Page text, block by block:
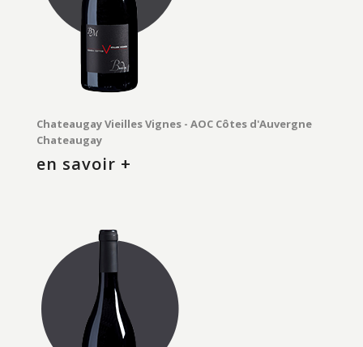
Chateaugay Vieilles Vignes - AOC Côtes d'Auvergne
Chateaugay
en savoir +